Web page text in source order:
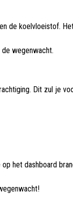
de koelvloeistof.
wegenwacht.
Dit zul je
het dashboard